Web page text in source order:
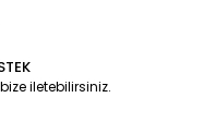
iletebilirsiniz.